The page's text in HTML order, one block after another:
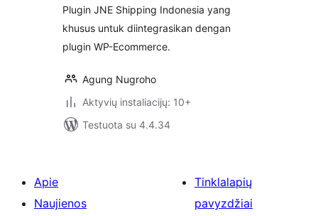
Plugin JNE Shipping Indonesia yang
khusus untuk diintegrasikan dengan
plugin WP-Ecommerce.
Agung Nugroho
Aktyvių instaliacijų: 10+
Testuota su 4.4.34
Apie
Naujienos
Tinklalapių
pavyzdžiai